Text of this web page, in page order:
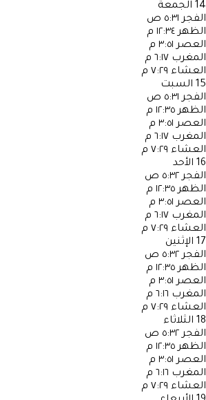
14 الجمعة
الفجر ٥:٣١ ص
الظهر ١٢:٣٤ م
العصر ٣:٥١ م
المغرب ٦:١٧ م
العشاء ٧:٢٩ م
15 السبت
الفجر ٥:٣١ ص
الظهر ١٢:٣٥ م
العصر ٣:٥١ م
المغرب ٦:١٧ م
العشاء ٧:٢٩ م
16 الأحد
الفجر ٥:٣٢ ص
الظهر ١٢:٣٥ م
العصر ٣:٥١ م
المغرب ٦:١٧ م
العشاء ٧:٢٩ م
17 الإثنين
الفجر ٥:٣٢ ص
الظهر ١٢:٣٥ م
العصر ٣:٥١ م
المغرب ٦:١٦ م
العشاء ٧:٢٩ م
18 الثلاثاء
الفجر ٥:٣٢ ص
الظهر ١٢:٣٥ م
العصر ٣:٥١ م
المغرب ٦:١٦ م
العشاء ٧:٢٩ م